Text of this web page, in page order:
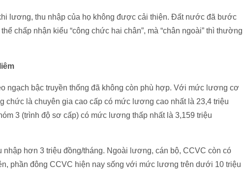
lương, thu nhập của họ không được cải thiện. Đất nước đã bước
chấp nhận kiểu “công chức hai chân”, mà “chân ngoài” thì thường
ngạch bậc truyền thống đã không còn phù hợp. Với mức lương cơ
chức là chuyên gia cao cấp có mức lương cao nhất là 23,4 triệu
3 (trình độ sơ cấp) có mức lương thấp nhất là 3,159 triệu
hơn 3 triệu đồng/tháng. Ngoài lương, cán bộ, CCVC còn có
phần đông CCVC hiện nay sống với mức lương trên dưới 10 triệu